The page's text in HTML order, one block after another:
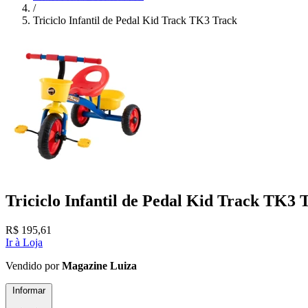
/
Triciclo Infantil de Pedal Kid Track TK3 Track
Triciclo Infantil de Pedal Kid Track TK3
R$ 195,61
Ir à Loja
Vendido porMagazine Luiza
Informar